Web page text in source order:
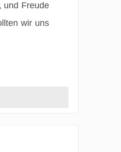
und Freude
wir uns